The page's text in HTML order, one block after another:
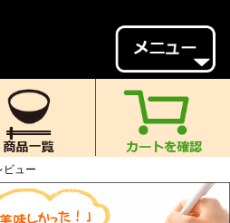
。
。
MYクーポン
ビュー